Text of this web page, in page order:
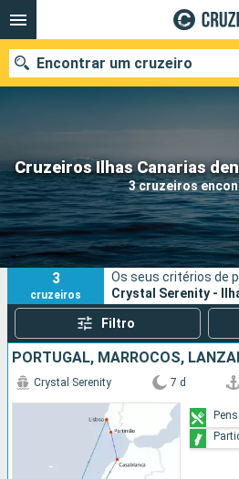
Cruzeiros Ilhas Canarias
3 cruzeiros
Encontrar um cruzeiro
Quando ir?
Data de partida
Portos
3
cruzeiros
Os seus critérios de
Crystal Serenity -
Filtro
PORTUGAL, MARROCOS,
Crystal Serenity 7 d